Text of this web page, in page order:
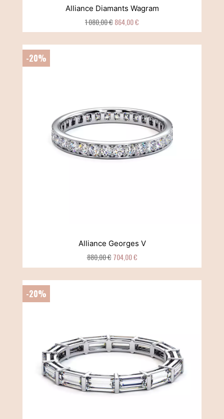
Alliance Diamants Wagram
1 080,00 €864,00 €
Alliance Georges V
880,00 € 704,00 €
-20%
-20%